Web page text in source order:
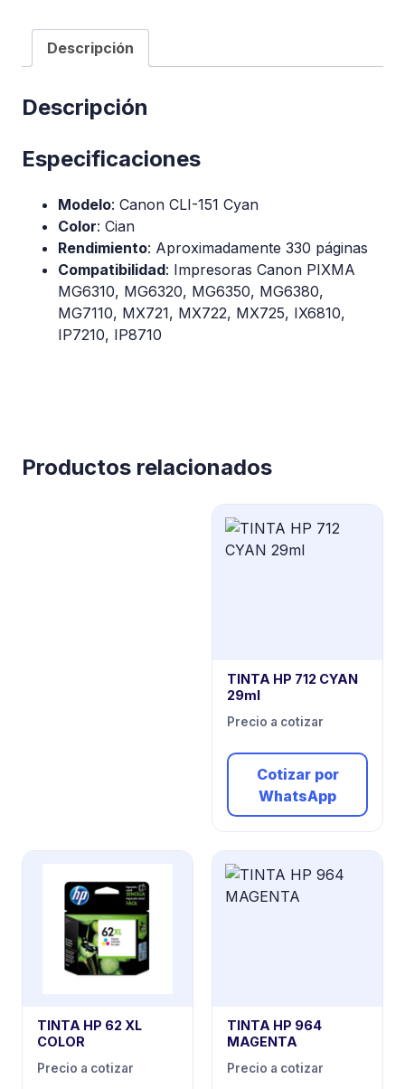
Descripción
Descripción
Especificaciones
Modelo: Canon CLI-151 Cyan
Color: Cian
Rendimiento: Aproximadamente 330 páginas
Compatibilidad: Impresoras Canon PIXMA
MG6310, MG6320, MG6350, MG6380,
MG7110, MX721, MX722, MX725, IX6810,
IP7210, IP8710
Productos relacionados
TINTA HP 712 CYAN
29ml
Precio a cotizar
Cotizar por
WhatsApp
TINTA HP 62 XL
COLOR
Precio a cotizar
TINTA HP 964
MAGENTA
Precio a cotizar